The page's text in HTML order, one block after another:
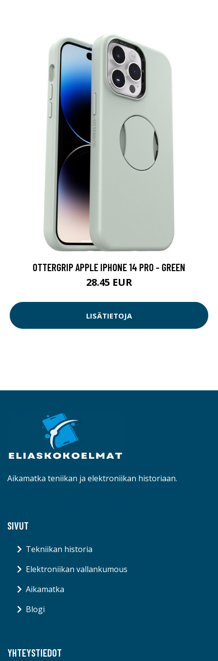
OTTERGRIP APPLE IPHONE 14 PRO - GREEN
28.45 EUR
LISÄTIETOJA
Aikamatka teniikan ja elektroniikan historiaan.
SIVUT
Tekniikan historia
Elektroniikan vallankumous
Aikamatka
Blogi
YHTEYSTIEDOT